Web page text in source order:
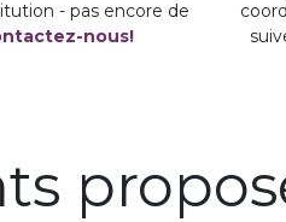
- pas encore de
nous!